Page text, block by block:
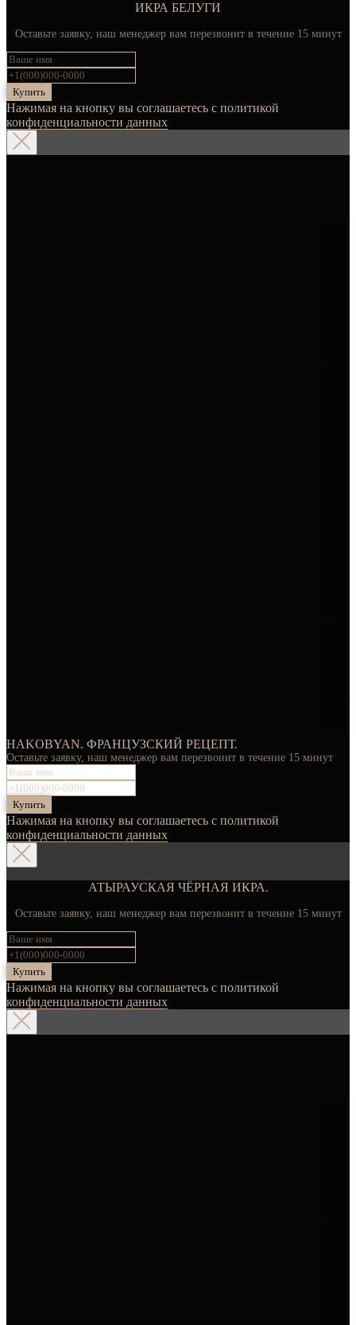
ИКРА БЕЛУГИ
Оставьте заявку, наш менеджер вам перезвонит в течение 15 минут
Купить
Нажимая на кнопку вы соглашаетесь с политикой
конфиденциальности данных
HAKOBYAN. ФРАНЦУЗСКИЙ РЕЦЕПТ.
Оставьте заявку, наш менеджер вам перезвонит в течение 15 минут
Купить
Нажимая на кнопку вы соглашаетесь с политикой
конфиденциальности данных
АТЫРАУСКАЯ ЧЁРНАЯ ИКРА.
Оставьте заявку, наш менеджер вам перезвонит в течение 15 минут
Купить
Нажимая на кнопку вы соглашаетесь с политикой
конфиденциальности данных